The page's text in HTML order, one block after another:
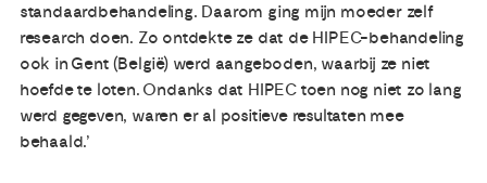
standaardbehandeling. Daarom ging mijn moeder zelf
research doen. Zo ontdekte ze dat de HIPEC-behandeling
ook in Gent (België) werd aangeboden, waarbij ze niet
hoefde te loten. Ondanks dat HIPEC toen nog niet zo lang
werd gegeven, waren er al positieve resultaten mee
behaald.’